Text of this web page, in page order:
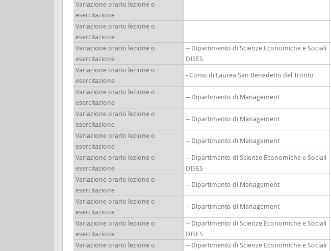
Variazione orario lezione o
esercitazione
Variazione orario lezione o
esercitazione
Variazione orario lezione o
esercitazione
-- Dipartimento di Scienze Economiche e Sociali
DISES
Variazione orario lezione o
esercitazione
- Corso di Laurea San Benedetto del Tronto
Variazione orario lezione o
esercitazione
-- Dipartimento di Management
Variazione orario lezione o
esercitazione
-- Dipartimento di Management
Variazione orario lezione o
esercitazione
-- Dipartimento di Management
Variazione orario lezione o
esercitazione
-- Dipartimento di Scienze Economiche e Sociali
DISES
Variazione orario lezione o
esercitazione
-- Dipartimento di Management
Variazione orario lezione o
esercitazione
-- Dipartimento di Management
Variazione orario lezione o
esercitazione
-- Dipartimento di Scienze Economiche e Sociali
DISES
Variazione orario lezione o
-- Dipartimento di Scienze Economiche e Sociali